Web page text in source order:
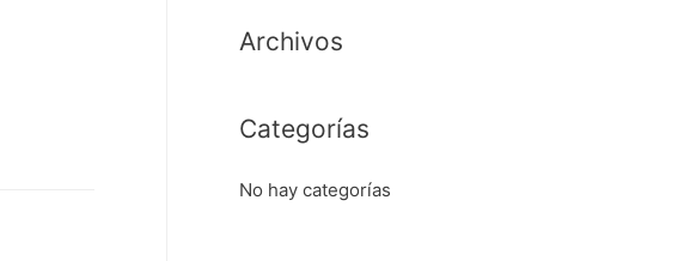
Archivos
Categorías
No hay categorías